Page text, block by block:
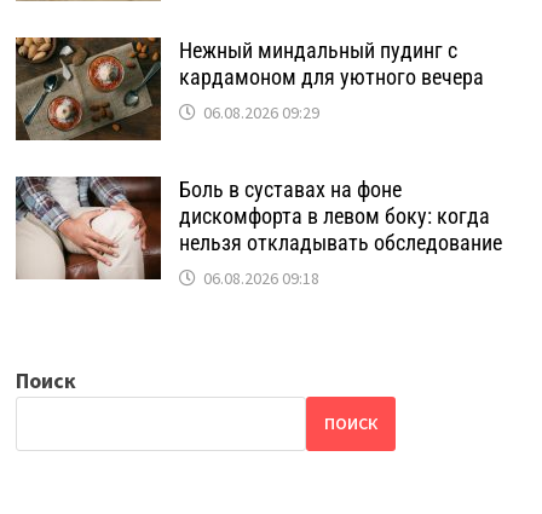
Нежный миндальный пудинг с
кардамоном для уютного вечера
06.08.2026 09:29
Боль в суставах на фоне
дискомфорта в левом боку: когда
нельзя откладывать обследование
06.08.2026 09:18
Поиск
ПОИСК